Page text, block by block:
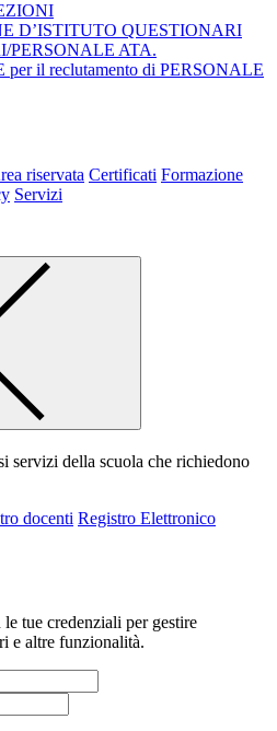
D’ISTITUTO QUESTIONARI
PERSONALE ATA.
il reclutamento di PERSONALE
riservata Certificati Formazione
Servizi
servizi della scuola che richiedono
docenti Registro Elettronico
tue credenziali per gestire
e altre funzionalità.